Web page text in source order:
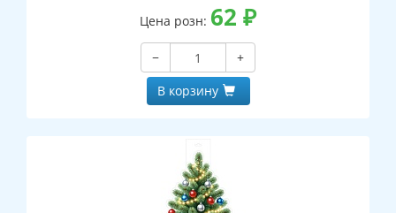
Цена розн: 62 ₽
−
+
В корзину